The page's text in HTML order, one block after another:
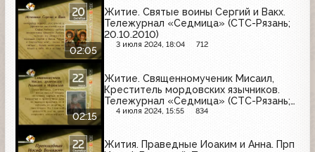
02:05
Житие. Святые воины Сергий и Вакх.
Тележурнал «Седмица» (СТС-Рязань;
20.10.2010)
3 июля 2024, 18:04 712
02:15
Житие. Священномученик Мисаил,
Креститель мордовских язычников.
Тележурнал «Седмица» (СТС-Рязань;
22.04.2010)
4 июля 2024, 15:55 834
Жития. Праведные Иоаким и Анна. Прп